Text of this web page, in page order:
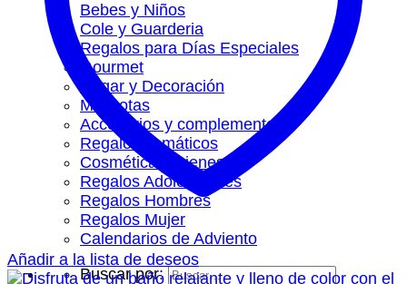
Bebes y Niños
Cole y Guarderia
Regalos para Días Especiales
Gourmet
Hogar y Decoración
Mascotas
Accesorios y complementos
Regalos Temáticos
Cosmética y Bienestar
Regalos Adolescentes
Regalos Hombres
Regalos Mujer
Calendarios de Adviento
Buscar por:
Añadir a la lista de deseos